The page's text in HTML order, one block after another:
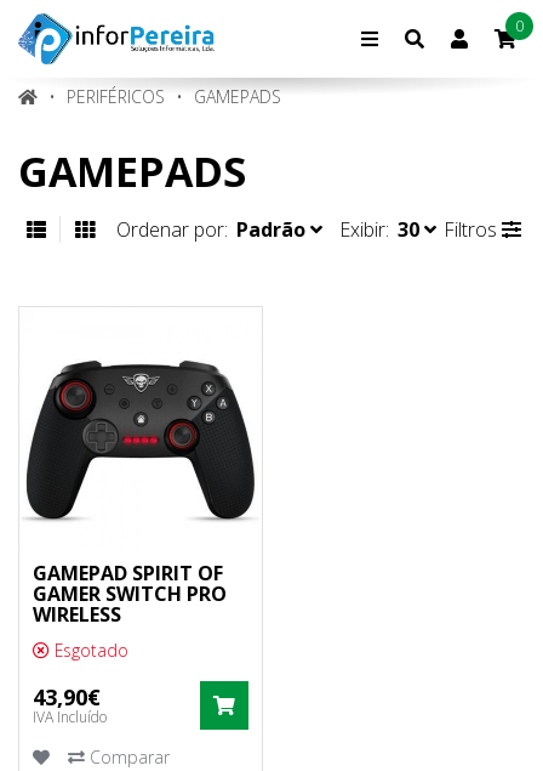
Conta0
PERIFÉRICOS GAMEPADS
GAMEPADS
Ordenar por: Padrão Exibir: 30 Filtros
GAMEPAD SPIRIT OF
GAMER SWITCH PRO
WIRELESS
Esgotado
43,90€
IVA Incluído COMPRAR
Comparar